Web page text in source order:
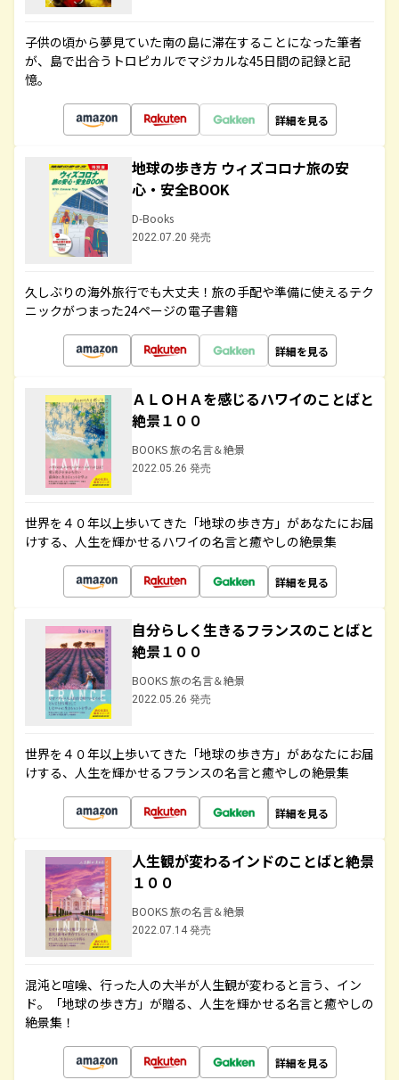
子供の頃から夢見ていた南の島に滞在することになった筆者
が、島で出合うトロピカルでマジカルな45日間の記録と記
憶。
詳細を見る
地球の歩き方 ウィズコロナ旅の安
心・安全BOOK
D-Books
2022.07.20 発売
久しぶりの海外旅行でも大丈夫！旅の手配や準備に使えるテク
ニックがつまった24ページの電子書籍
詳細を見る
ＡＬＯＨＡを感じるハワイのことばと
絶景１００
BOOKS 旅の名言＆絶景
2022.05.26 発売
世界を４０年以上歩いてきた「地球の歩き方」があなたにお届
けする、人生を輝かせるハワイの名言と癒やしの絶景集
詳細を見る
自分らしく生きるフランスのことばと
絶景１００
BOOKS 旅の名言＆絶景
2022.05.26 発売
世界を４０年以上歩いてきた「地球の歩き方」があなたにお届
けする、人生を輝かせるフランスの名言と癒やしの絶景集
詳細を見る
人生観が変わるインドのことばと絶景
１００
BOOKS 旅の名言＆絶景
2022.07.14 発売
混沌と喧噪、行った人の大半が人生観が変わると言う、イン
ド。「地球の歩き方」が贈る、人生を輝かせる名言と癒やしの
絶景集！
詳細を見る